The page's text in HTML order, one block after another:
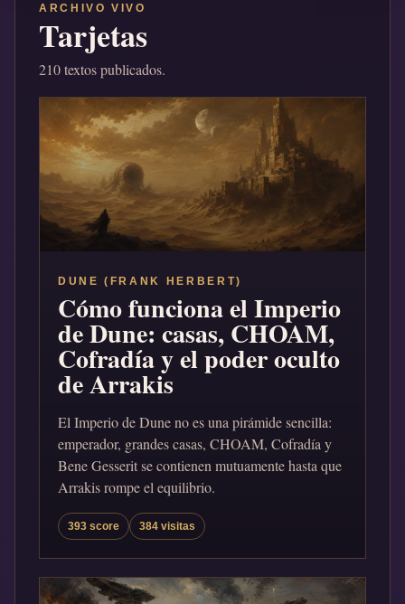
ARCHIVO VIVO
Tarjetas
210 textos publicados.
DUNE (FRANK HERBERT)
Cómo funciona el Imperio
de Dune: casas, CHOAM,
Cofradía y el poder oculto
de Arrakis
El Imperio de Dune no es una pirámide sencilla:
emperador, grandes casas, CHOAM, Cofradía y
Bene Gesserit se contienen mutuamente hasta que
Arrakis rompe el equilibrio.
393 score 384 visitas